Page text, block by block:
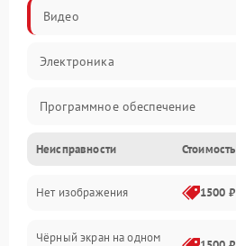
Видео
Электроника
Программное обеспечение
Калибровка
Электропитание
Аппаратная
Неисправности Стоимость
Нет изображения 1500 ₽
Чёрный экран на одном